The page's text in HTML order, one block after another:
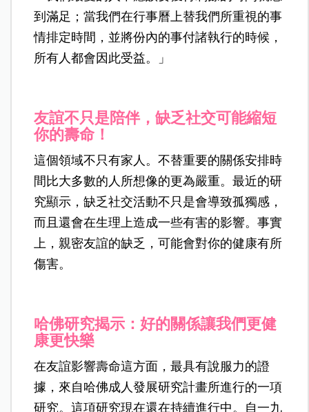
到滿足；當我們在行事曆上替我們所重視的事
情排定時間，並將份內的事付諸執行的時候，
所有人都會因此受益。」
友誼不只是陪伴，缺乏社交可能縮短
你的壽命！
這個領域不只有家人。不替重要的關係安排時
間比大多數的人所想像的更為嚴重。最近的研
究顯示，缺乏社交活動不只是會導致孤獨感，
而且還會在生理上造成一些有害的影響。事實
上，親密友誼的缺乏，可能會對你的健康有所
傷害。
哈佛研究揭示：好的關係讓我們更健
康更快樂
在友誼影響壽命這方面，最具有說服力的證
據，來自哈佛成人發展研究計畫所進行的一項
研究。這項研究現在還在持續進行中。自一九